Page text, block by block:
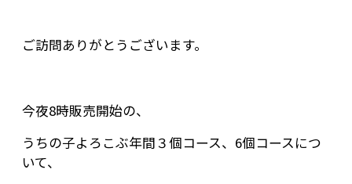
ご訪問ありがとうございます。
今夜8時販売開始の、
うちの子よろこぶ年間３個コース、6個コースにつ
いて、